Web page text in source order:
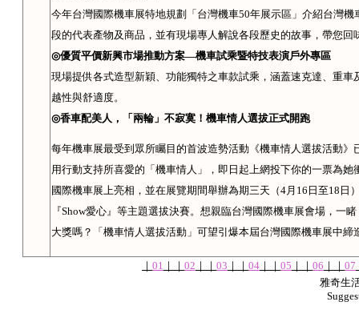
今年台灣國際機車展特地規劃「台灣機車50年展示區」介紹台灣機
段的代表產物及商品，並有現場專人解說各段歷史的故事，帶您
◎優質平價新興市場推動方案—機車試乘暨特技表演戶外專區
現場提供各式造型新穎、功能獨特之車款試乘，涵蓋速克達、重
越性與舒適度。
◎香車配美人，「兩輪」不寂寞！機車情人選拔正式開跑
每年機車展最受到 眾所矚目的首波造勢活動 《機車情人選拔活動》
用行動支持所喜愛的「機車情人」，即日起上網投下你的一票為她
國際機車展上亮相，並在展覽期間舉辦為期三天（4月 16 日至18 日
『Show愛心』等主題選拔決賽。想親臨台灣國際機車展會場，一
大獎嗎？
「機車情人選拔活動」可望引爆本屆台灣國際機車展中締
｜ 01 ｜ ｜ 02 ｜ ｜ 03 ｜ ｜ 04 ｜ ｜ 05 ｜ ｜ 06 ｜ ｜ 07
雅奇生